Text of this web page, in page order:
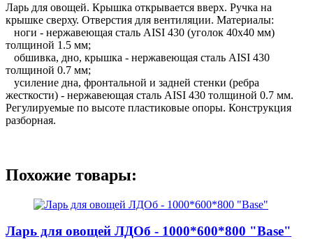
Ларь для овощей. Крышка открывается вверх. Ручка на
крышке сверху. Отверстия для вентиляции. Материалы:
ноги - нержавеющая сталь AISI 430 (уголок 40х40 мм)
толщиной 1.5 мм;
обшивка, дно, крышка - нержавеющая сталь AISI 430
толщиной 0.7 мм;
усиление дна, фронтальной и задней стенки (ребра
жесткости) - нержавеющая сталь AISI 430 толщиной 0.7 мм.
Регулируемые по высоте пластиковые опоры. Конструкция
разборная.
Похожие товары:
Ларь для овощей ЛДОб - 1000*600*800 "Base"